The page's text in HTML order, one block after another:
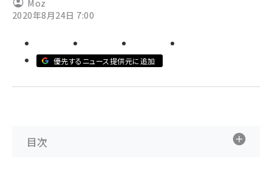
Moz
2020年8月24日 7:00
優先するニュース提供元に追加
目次